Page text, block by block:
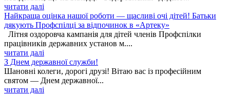
читати далі
Найкраща оцінка нашої роботи — щасливі очі дітей! Батьки
дякують Профспілці за відпочинок в «Артеку»
Літня оздоровча кампанія для дітей членів Профспілки
працівників державних установ м....
читати далі
З Днем державної служби!
Шановні колеги, дорогі друзі! Вітаю вас із професійним
святом — Днем державної...
читати далі